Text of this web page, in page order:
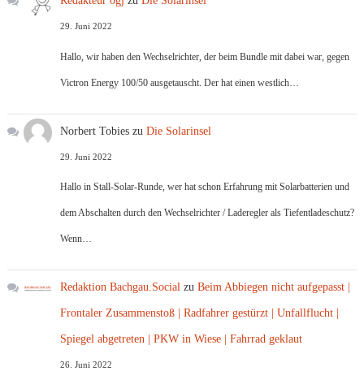
29. Juni 2022
Hallo, wir haben den Wechselrichter, der beim Bundle mit dabei war, gegen
Victron Energy 100/50 ausgetauscht. Der hat einen westlich…
Norbert Tobies zuDie Solarinsel
29. Juni 2022
Hallo in Stall-Solar-Runde, wer hat schon Erfahrung mit Solarbatterien und
dem Abschalten durch den Wechselrichter / Laderegler als Tiefentladeschutz?
Wenn…
Redaktion Bachgau.Social zuBeim Abbiegen nicht aufgepasst |
Frontaler Zusammenstoß | Radfahrer gestürzt | Unfallflucht |
Spiegel abgetreten | PKW in Wiese | Fahrrad geklaut
26. Juni 2022